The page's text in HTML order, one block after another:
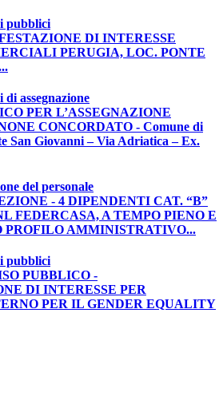
pubblici
DI INTERESSE
PERUGIA, LOC. PONTE
di assegnazione
PER L’ASSEGNAZIONE
CONCORDATO - Comune di
San Giovanni – Via Adriatica – Ex.
del personale
- 4 DIPENDENTI CAT. “B”
FEDERCASA, A TEMPO PIENO E
PROFILO AMMINISTRATIVO...
pubblici
PUBBLICO -
DI INTERESSE PER
PER IL GENDER EQUALITY